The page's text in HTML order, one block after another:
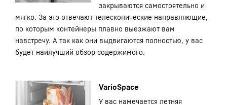
закрываются самостоятельно и
мягко. За это отвечают телескопические направляющие,
по которым контейнеры плавно выезжают вам
навстречу. А так как они выдвигаются полностью, у вас
будет наилучший обзор содержимого.
VarioSpace
У вас намечается летняя